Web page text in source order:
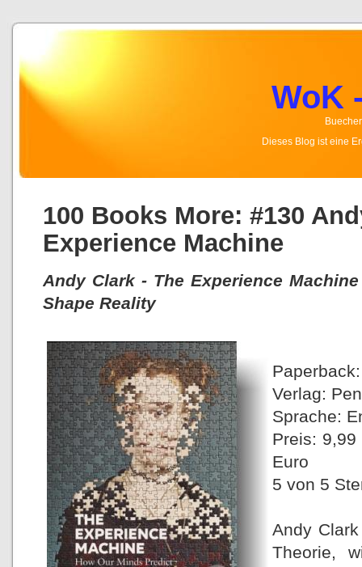
WoK
Dieses Blog ist eine
100 Books More: #130
Experience Machine
Andy Clark - The Experience
Shape Reality
Verlag:
Sprache:
Preis: 9,99
Euro
5 von 5
Andy
Theorie,